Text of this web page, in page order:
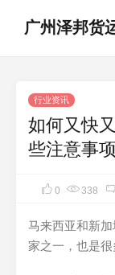
广州泽邦货
行业资讯
如何又快
些注意事项
0 338
马来西亚和新
家之一，也是很